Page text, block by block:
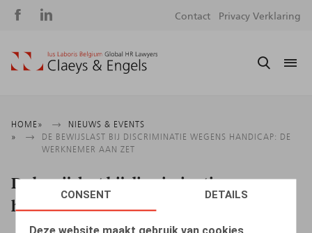
CONSENT DETAILS
Deze website maakt gebruik van cookies
Social
Contact Privacy Verklaring
Kruimelpad
HOME
NIEUWS & EVENTS
DE BEWIJSLAST BIJ DISCRIMINATIE WEGENS HANDICAP: DE
WERKNEMER AAN ZET
De bewijslast bij discriminatie wegens
handicap: De werknemer aan zet